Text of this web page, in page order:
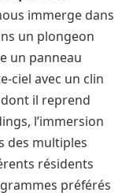
immerge dans
un plongeon
un panneau
ciel avec un clin
dont il reprend
l’immersion
des multiples
résidents
préférés